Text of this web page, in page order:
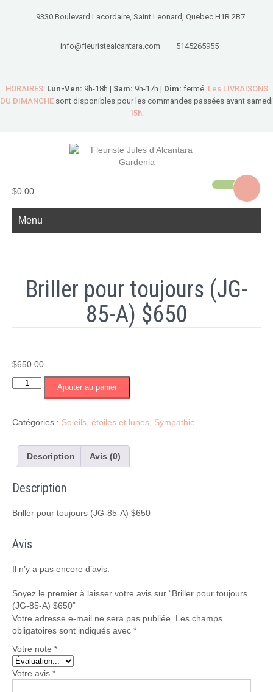
9330 Boulevard Lacordaire, Saint Leonard, Quebec H1R 2B7
info@fleuristealcantara.com 5145265955
HORAIRES: Lun-Ven: 9h-18h | Sam: 9h-17h | Dim: fermé. Les LIVRAISONS
DU DIMANCHE sont disponibles pour les commandes passées avant samedi
15h.
$0.00
Menu
Briller pour toujours (JG-
85-A) $650
$650.00
quantité
pour
A)
Ajouter au panier
Catégories : Soleils, étoiles et lunes Sympathie
Description Avis (0)
Description
Briller pour toujours (JG-85-A) $650
Avis
Il n’y a pas encore d’avis.
Soyez le premier à laisser votre avis sur “Briller pour toujours
(JG-85-A) $650”
Votre adresse e-mail ne sera pas publiée.
Les champs
obligatoires sont indiqués avec *
Votre note *
Votre avis *